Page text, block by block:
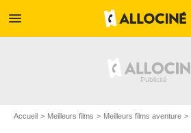
menu
Accueil Meilleurs films Meilleurs films aventure